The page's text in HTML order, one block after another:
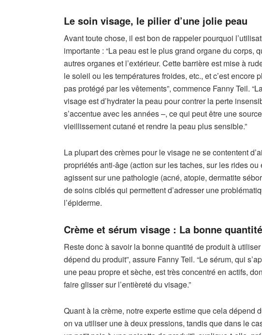
Le soin visage, le pilier d’une jolie peau
Avant toute chose, il est bon de rappeler pourquoi
importante : “La peau est le plus grand organe du corps,
autres organes et l’extérieur. Cette barrière est mise à
le soleil ou les températures froides, etc., et c’est encore
pas protégé par les vêtements”, commence Fanny Teil.
visage est d’hydrater la peau pour contrer la perte
s’accentue avec les années –, ce qui peut être une
vieillissement cutané et rendre la peau plus sensible.”
La plupart des crèmes pour le visage ne se contentent
propriétés anti-âge (action sur les taches, sur les rides
agissent sur une pathologie (acné, atopie, dermatite
de soins ciblés qui permettent d’adresser une
l’épiderme.
Crème et sérum visage : La bonne
Reste donc à savoir la bonne quantité de produit à
dépend du produit”, assure Fanny Teil. “Le sérum, qui
une peau propre et sèche, est très concentré en actifs,
faire glisser sur l’entièreté du visage.”
Quant à la crème, notre experte estime que cela dépend
on va utiliser une à deux pressions, tandis que dans le